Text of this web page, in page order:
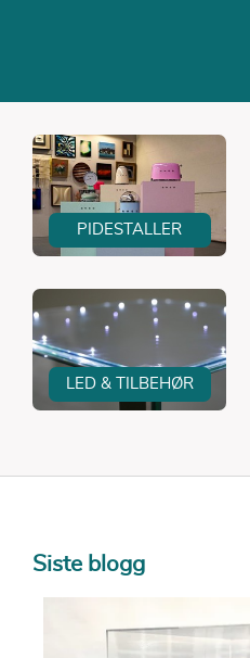
PIDESTALLER
LED & TILBEHØR
Siste blogg